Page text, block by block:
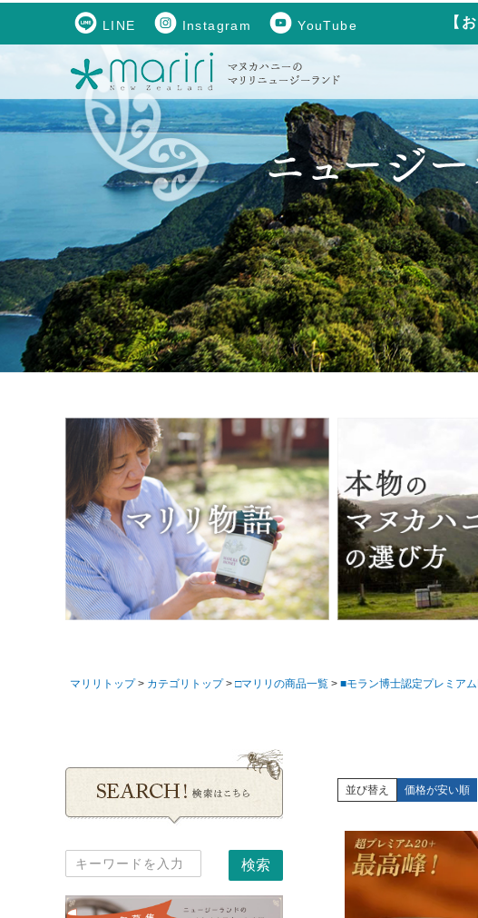
LINE Instagram YouTube 【
マリリトップ カテゴリトップ □マリリの商品一覧 ■モラン博士認定プレミア
並び替え 価格が安い順